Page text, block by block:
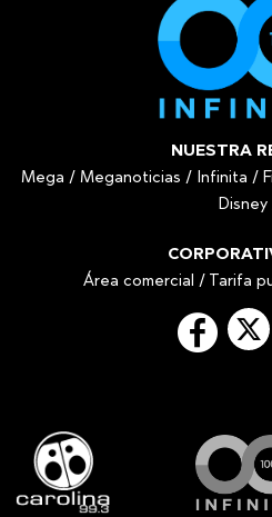
NUESTRA
Mega / Meganoticias / Infinita /
Disney
Área comercial / Tarifa